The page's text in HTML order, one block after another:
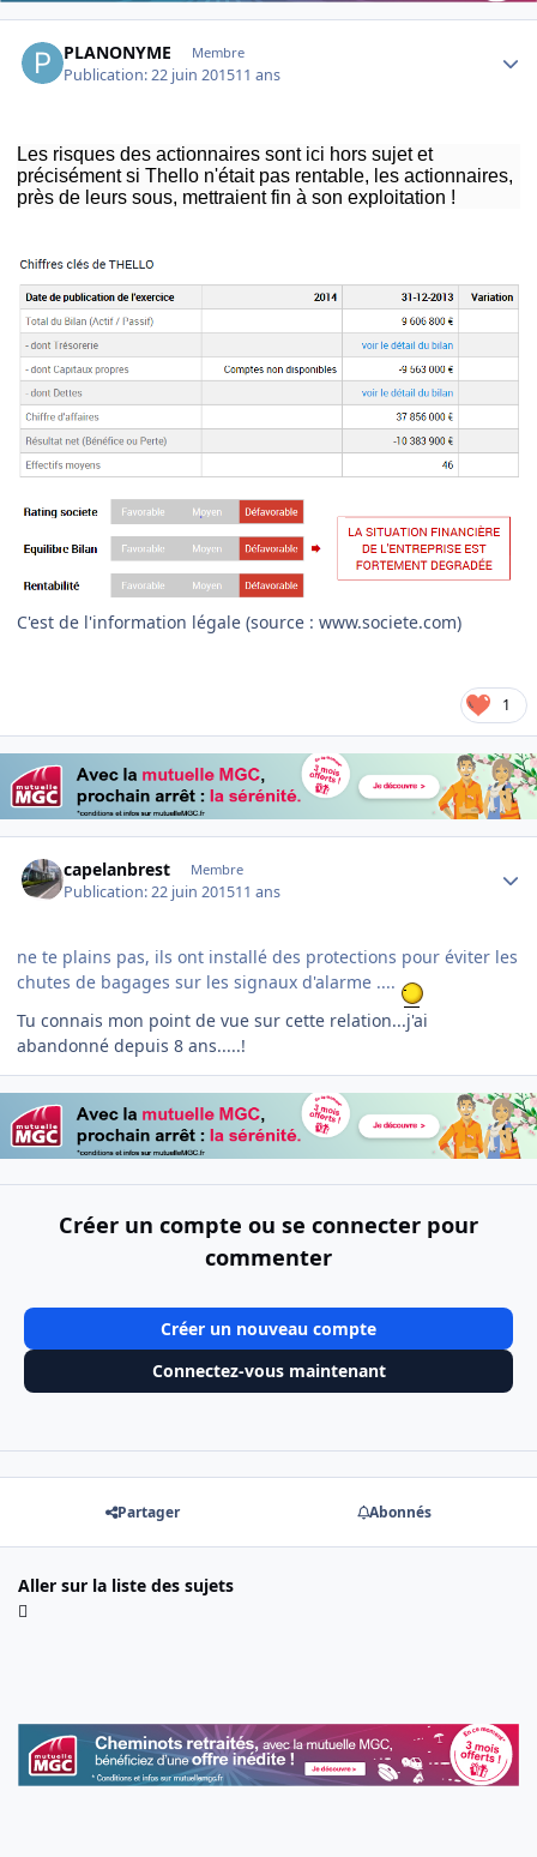
PLANONYME Membre
Publication:22 juin 201511 ans
Les risques des actionnaires sont ici hors sujet et
précisément si Thello n'était pas rentable, les actionnaires,
près de leurs sous, mettraient fin à son exploitation !
C'est de l'information légale (source : www.societe.com)
1
capelanbrest Membre
Publication:22 juin 201511 ans
ne te plains pas, ils ont installé des protections pour éviter les
chutes de bagages sur les signaux d'alarme ....
Tu connais mon point de vue sur cette relation...j'ai
abandonné depuis 8 ans.....!
Créer un compte ou se connecter pour
commenter
Créer un nouveau compte
Connectez-vous maintenant
Partager Abonnés
Aller sur la liste des sujets